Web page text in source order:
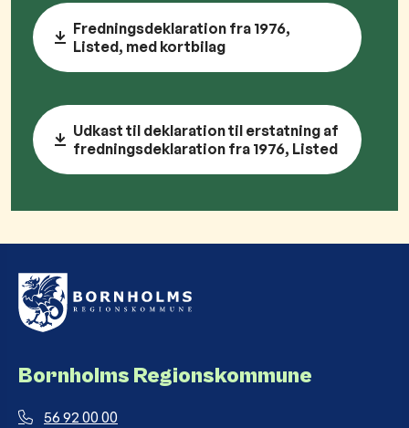
Fredningsdeklaration fra 1976,
Listed, med kortbilag
Udkast til deklaration til erstatning af
fredningsdeklaration fra 1976, Listed
Bornholms Regionskommune
56 92 00 00